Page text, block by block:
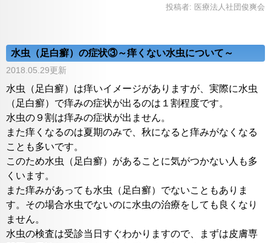
投稿者: 医療法人社団俊爽会
水虫（足白癬）の症状③～痒くない水虫について～
2018.05.29更新
水虫（足白癬）は痒いイメージがありますが、実際に水虫
（足白癬）で痒みの症状が出るのは１割程度です。
水虫の９割は痒みの症状が出ません。
また痒くなるのは夏期のみで、秋になると痒みがなくなる
ことも多いです。
このため水虫（足白癬）があることに気がつかない人も多
くいます。
また痒みがあっても水虫（足白癬）でないこともありま
す。その場合水虫でないのに水虫の治療をしても良くなり
ません。
水虫の検査は受診当日すぐわかりますので、まずは皮膚専